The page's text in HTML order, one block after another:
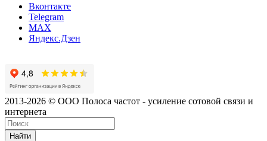
Вконтакте
Telegram
MAX
Яндекс.Дзен
2013-2026 © ООО Полоса частот - усиление сотовой связи и
интернета
Найти